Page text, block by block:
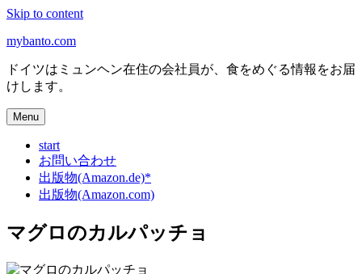
Skip to content
mybanto.com
ドイツはミュンヘン在住の会社員が、食をめぐる情報をお届
けします。
Menu
start
お問い合わせ
出版物(Amazon.de)*
出版物(Amazon.com)
マグロのカルパッチョ